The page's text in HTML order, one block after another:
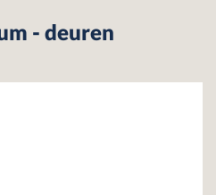
- deuren